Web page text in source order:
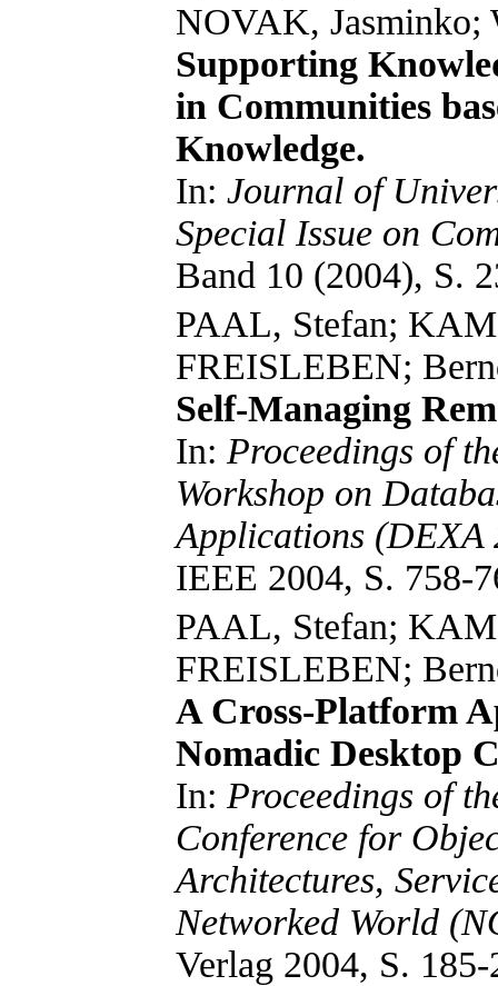
NOVAK, Jasminko;
Supporting
in Communities
Knowledge.
In: Journal of
Special Issue on
Band 10 (2004), S.
PAAL, Stefan;
FREISLEBEN;
Self-Managing
In: Proceedings of
Workshop on
Applications (DEXA
IEEE 2004, S. 758-
PAAL, Stefan;
FREISLEBEN;
A Cross-Platform
Nomadic Desktop
In: Proceedings of
Conference for
Architectures,
Networked World
Verlag 2004, S.